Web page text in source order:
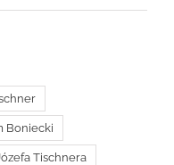
Boniecki
Tischnera